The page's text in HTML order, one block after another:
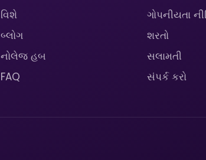
વિશે
બ્લોગ
નોલેજ હબ
FAQ
ગોપનીયતા
શરતો
સલામતી
સંપર્ક કરો